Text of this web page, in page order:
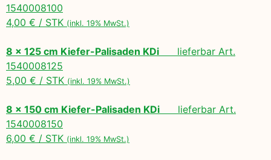
1540008100
4,00 € / STK (inkl. 19% MwSt.)
8 x 125 cm Kiefer-Palisaden KDi lieferbar Art.
1540008125
5,00 € / STK (inkl. 19% MwSt.)
8 x 150 cm Kiefer-Palisaden KDi lieferbar Art.
1540008150
6,00 € / STK (inkl. 19% MwSt.)